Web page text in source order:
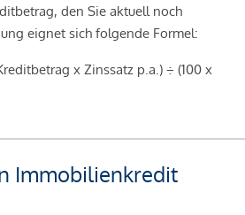
den Sie aktuell noch
eignet sich folgende Formel:
x Zinssatz p.a.) ÷ (100 x
Immobilienkredit